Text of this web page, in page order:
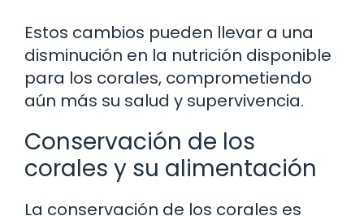
Estos cambios pueden llevar a una
disminución en la nutrición disponible
para los corales, comprometiendo
aún más su salud y supervivencia.
Conservación de los
corales y su alimentación
La conservación de los corales es